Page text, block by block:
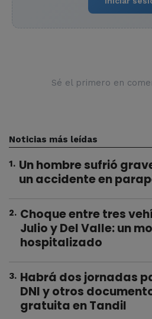
Sé el primero en
Noticias más leídas
1. Un hombre sufrió
un accidente en
2. Choque entre tres
Julio y Del Valle: un
hospitalizado
3. Habrá dos jornadas
DNI y otros
gratuita en Tandil